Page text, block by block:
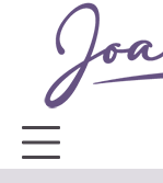
content